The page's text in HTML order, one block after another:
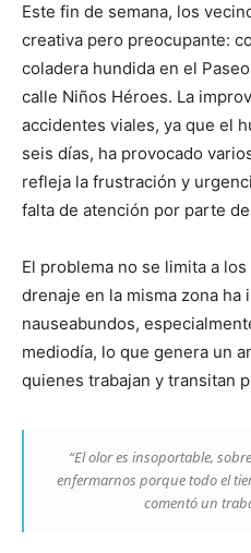
Este fin de semana, los
creativa pero preocupante:
coladera hundida en el
calle Niños Héroes. La
accidentes viales, ya que el
seis días, ha provocado
refleja la frustración y
falta de atención por parte
El problema no se limita a
drenaje en la misma zona
nauseabundos,
mediodía, lo que genera un
quienes trabajan y transitan
“El olor es insoportable,
enfermarnos porque todo el
comentó un